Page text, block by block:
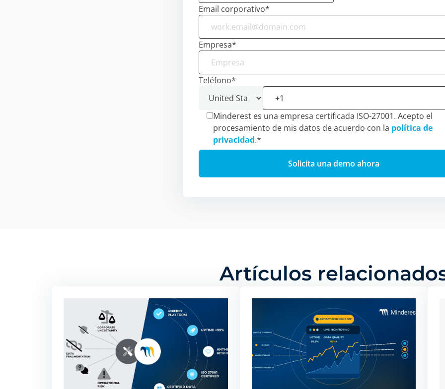
Email corporativo*
Empresa*
Teléfono*
Minderest es una empresa certificada ISO-27001. Acepto el
procesamiento de mis datos de acuerdo con la política de
privacidad.*
Artículos
En este sitio utilizamos cookies:
En Minderest utilizamos cookies propias y de terceros y/o tecnologías similares que
registran información mientras navegas por la web. La finalidad de esta información
diversa, desde mejorar tu experiencia en la página web mostrando el contenido en
recomendar otros contenidos de tu interés, hasta identificarte como usuario a la
áreas privadas de la web. También puede ser utilizada para la personalización de